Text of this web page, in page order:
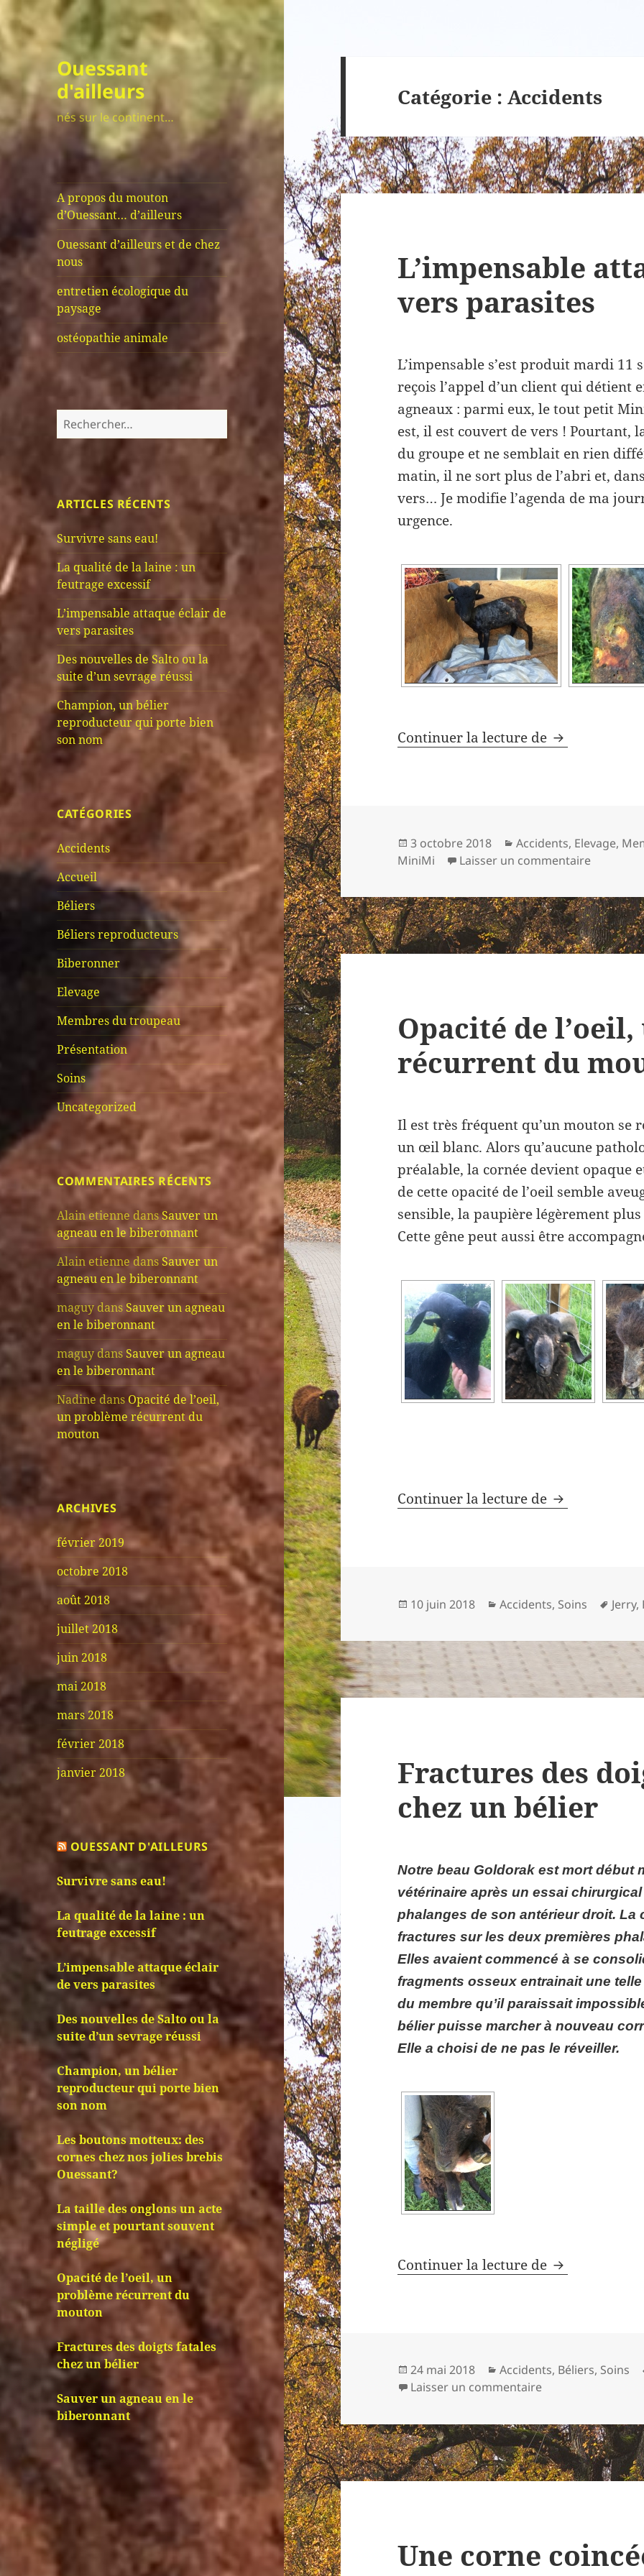
Ouessant
d'ailleurs
nés sur le continent…
A propos du mouton
d’Ouessant… d’ailleurs
Ouessant d’ailleurs et de chez
nous
entretien écologique du
paysage
ostéopathie animale
Rechercher :
ARTICLES RÉCENTS
Survivre sans eau!
La qualité de la laine : un
feutrage excessif
L’impensable attaque éclair de
vers parasites
Des nouvelles de Salto ou la
suite d’un sevrage réussi
Champion, un bélier
reproducteur qui porte bien
son nom
CATÉGORIES
Accidents
Accueil
Béliers
Béliers reproducteurs
Biberonner
Elevage
Membres du troupeau
Présentation
Soins
Uncategorized
COMMENTAIRES RÉCENTS
Alain etienne dansSauver un
agneau en le biberonnant
Alain etiennedans Sauver un
agneau en le biberonnant
maguy dans Sauver un agneau
en le biberonnant
maguy dans Sauver un agneau
en le biberonnant
Nadine dans Opacité de l’oeil,
un problème récurrent du
mouton
ARCHIVES
février 2019
octobre 2018
août 2018
juillet 2018
juin 2018
mai 2018
mars 2018
février 2018
janvier 2018
OUESSANT D'AILLEURS
Survivre sans eau!
La qualité de la laine : un
feutrage excessif
L’impensable attaque éclair
de vers parasites
Des nouvelles de Salto ou la
suite d’un sevrage réussi
Champion, un bélier
reproducteur qui porte bien
son nom
Les boutons motteux: des
cornes chez nos jolies brebis
Ouessant?
La taille des onglons un acte
simple et pourtant souvent
négligé
Opacité de l’oeil, un
problème récurrent du
mouton
Fractures des doigts fatales
chez un bélier
Sauver un agneau en le
biberonnant
Catégorie :Accidents
L’impensable
vers parasites
L’impensable s’est produit mardi
reçois l’appel d’un client qui détient
agneaux : parmi eux, le tout petit
est, il est couvert de vers ! Pourtant,
du groupe et ne semblait en rien
matin, il ne sort plus de l’abri et,
vers… Je modifie l’agenda de ma
urgence.
Continuer la lecture de
Publié
le
3 octobre 2018 Catégories
Accidents, Elevage,
MiniMi Laisser un commentairesur
Opacité de
récurrent du
Il est très fréquent qu’un mouton se
un œil blanc. Alors qu’aucune
préalable, la cornée devient opaque
de cette opacité de l’oeil semble
sensible, la paupière légèrement
Cette gêne peut aussi être
Continuer la lecture de Opacité de
Publié
10 juin 2018 Catégories
Accidents, Soins
Mots-
Jerry,
Fractures des
chez un bélier
Notre beau Goldorak est mort début
vétérinaire après un essai
phalanges de son antérieur droit. La
fractures sur les deux premières
Elles avaient commencé à se
fragments osseux entrainait une
du membre qu’il paraissait
bélier puisse marcher à nouveau
Elle a choisi de ne pas le réveiller.
Continuer la lecture de Fractures des
Publié
le
24 mai 2018 Catégories
Accidents, Béliers, Soins
Laisser un commentairesur Fractures des
Une corne